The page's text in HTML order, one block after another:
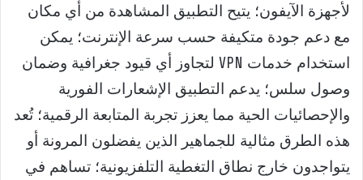
لأجهزة الآيفون؛ يتيح التطبيق المشاهدة من أي مكان
مع دعم جودة متكيفة حسب سرعة الإنترنت؛ يمكن
استخدام خدمات VPN لتجاوز أي قيود جغرافية وضمان
وصول سلس؛ يدعم التطبيق الإشعارات الفورية
والإحصائيات الحية مما يعزز تجربة المتابعة الرقمية؛ تُعد
هذه الطرق مثالية للجماهير الذين يفضلون المرونة أو
يتواجدون خارج نطاق التغطية التلفزيونية؛ تساهم في